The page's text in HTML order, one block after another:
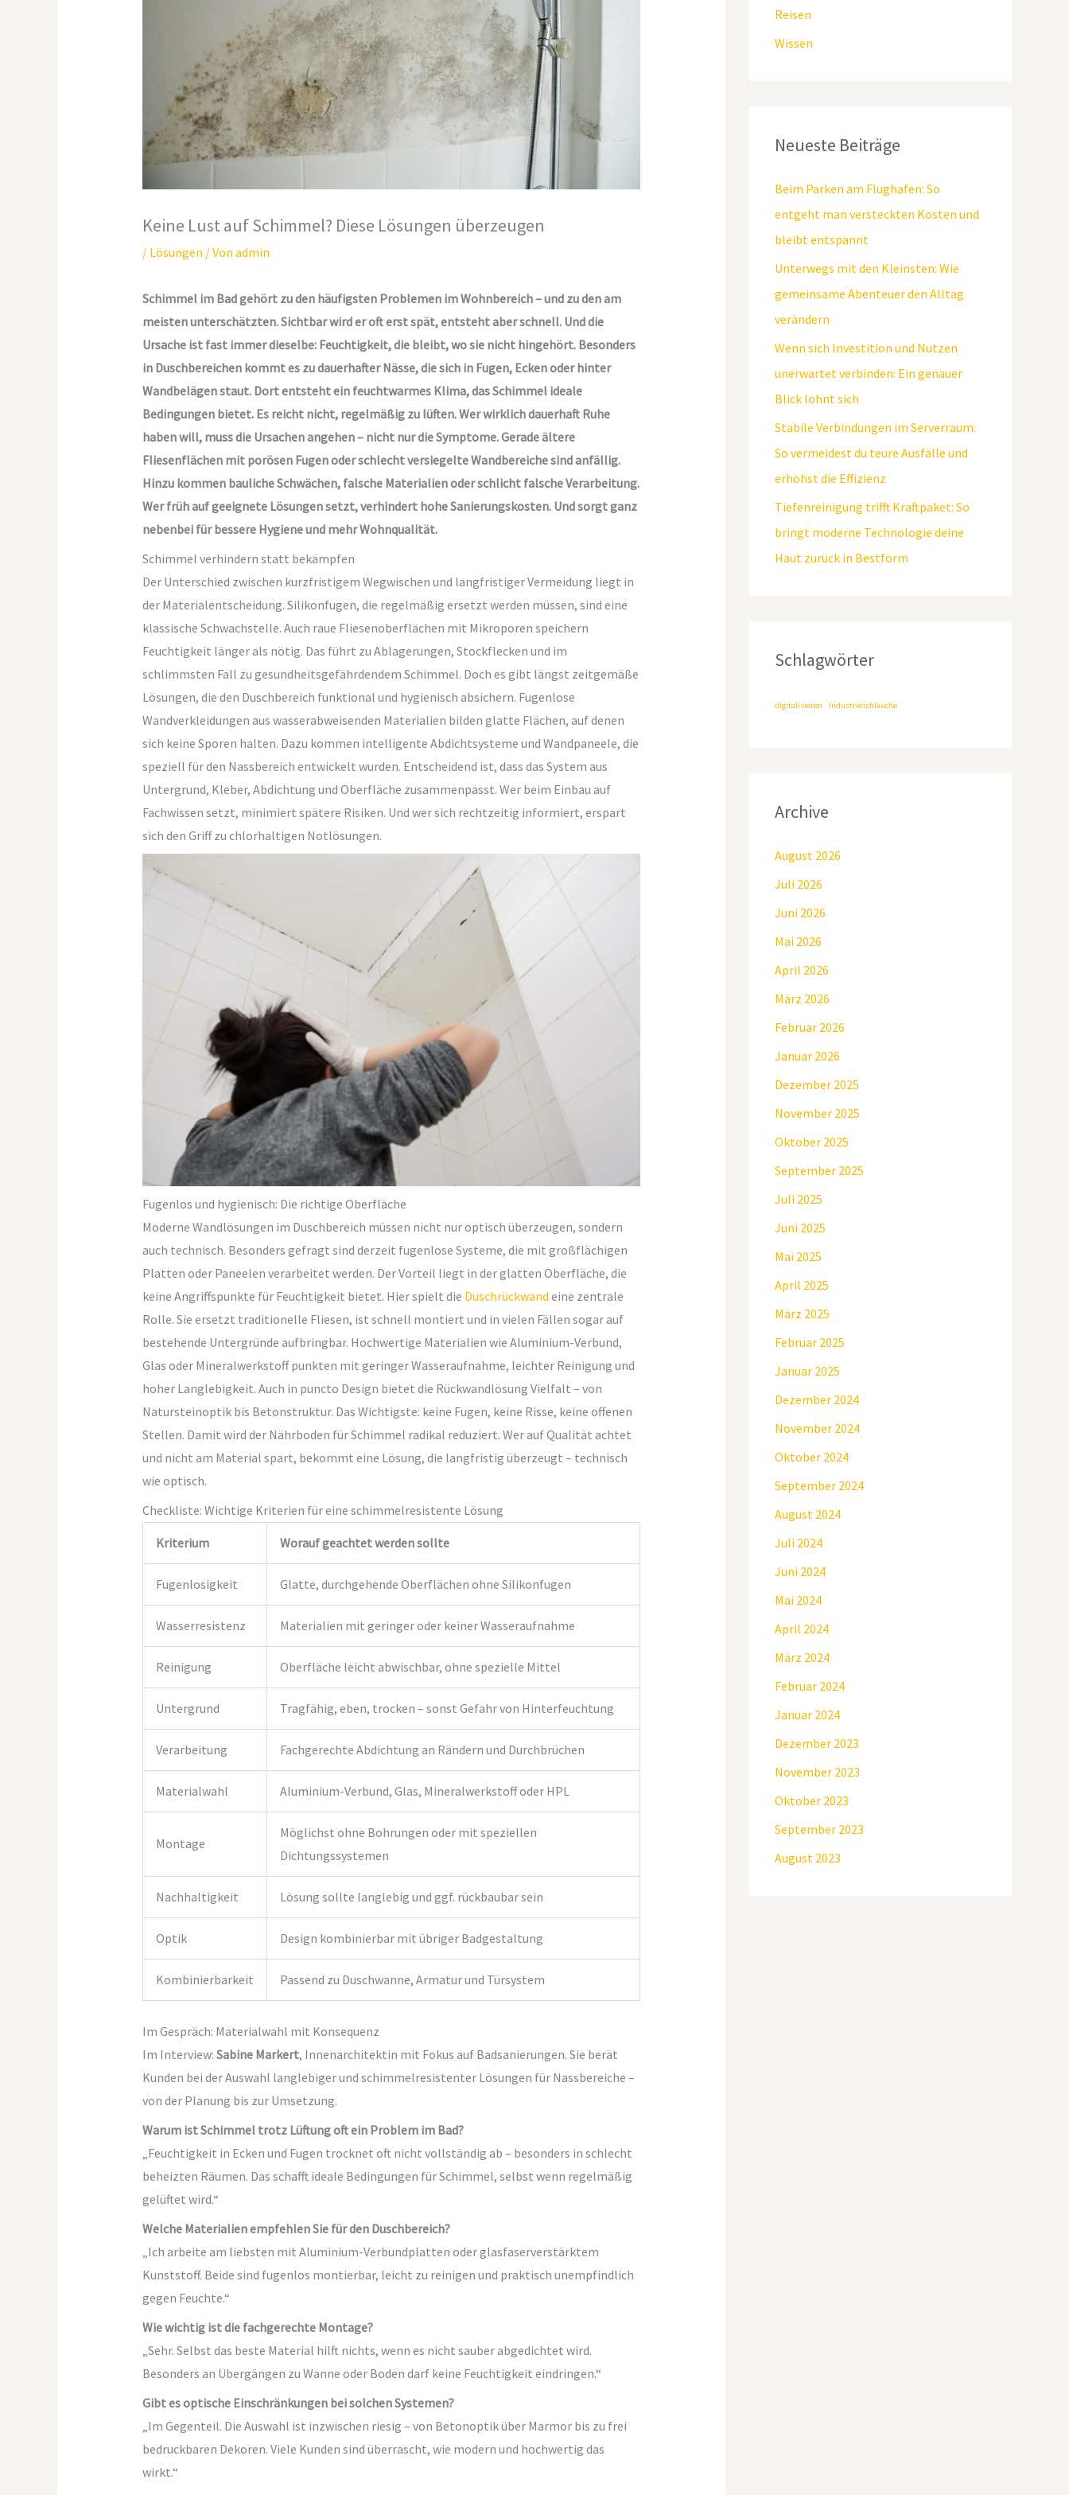
Keine Lust auf Schimmel? Diese Lösungen überzeugen
/ Lösungen / Von admin
Schimmel im Bad gehört zu den häufigsten Problemen im Wohnbereich – und zu den am
meisten unterschätzten. Sichtbar wird er oft erst spät, entsteht aber schnell. Und die
Ursache ist fast immer dieselbe: Feuchtigkeit, die bleibt, wo sie nicht hingehört. Besonders
in Duschbereichen kommt es zu dauerhafter Nässe, die sich in Fugen, Ecken oder hinter
Wandbelägen staut. Dort entsteht ein feuchtwarmes Klima, das Schimmel ideale
Bedingungen bietet. Es reicht nicht, regelmäßig zu lüften. Wer wirklich dauerhaft Ruhe
haben will, muss die Ursachen angehen – nicht nur die Symptome. Gerade ältere
Fliesenflächen mit porösen Fugen oder schlecht versiegelte Wandbereiche sind anfällig.
Hinzu kommen bauliche Schwächen, falsche Materialien oder schlicht falsche Verarbeitung.
Wer früh auf geeignete Lösungen setzt, verhindert hohe Sanierungskosten. Und sorgt ganz
nebenbei für bessere Hygiene und mehr Wohnqualität.
Schimmel verhindern statt bekämpfen
Der Unterschied zwischen kurzfristigem Wegwischen und langfristiger Vermeidung liegt in
der Materialentscheidung. Silikonfugen, die regelmäßig ersetzt werden müssen, sind eine
klassische Schwachstelle. Auch raue Fliesenoberflächen mit Mikroporen speichern
Feuchtigkeit länger als nötig. Das führt zu Ablagerungen, Stockflecken und im
schlimmsten Fall zu gesundheitsgefährdendem Schimmel. Doch es gibt längst zeitgemäße
Lösungen, die den Duschbereich funktional und hygienisch absichern. Fugenlose
Wandverkleidungen aus wasserabweisenden Materialien bilden glatte Flächen, auf denen
sich keine Sporen halten. Dazu kommen intelligente Abdichtsysteme und Wandpaneele, die
speziell für den Nassbereich entwickelt wurden. Entscheidend ist, dass das System aus
Untergrund, Kleber, Abdichtung und Oberfläche zusammenpasst. Wer beim Einbau auf
Fachwissen setzt, minimiert spätere Risiken. Und wer sich rechtzeitig informiert, erspart
sich den Griff zu chlorhaltigen Notlösungen.
Fugenlos und hygienisch: Die richtige Oberfläche
Moderne Wandlösungen im Duschbereich müssen nicht nur optisch überzeugen, sondern
auch technisch. Besonders gefragt sind derzeit fugenlose Systeme, die mit großflächigen
Platten oder Paneelen verarbeitet werden. Der Vorteil liegt in der glatten Oberfläche, die
keine Angriffspunkte für Feuchtigkeit bietet. Hier spielt die Duschrückwand eine zentrale
Rolle. Sie ersetzt traditionelle Fliesen, ist schnell montiert und in vielen Fällen sogar auf
bestehende Untergründe aufbringbar. Hochwertige Materialien wie Aluminium-Verbund,
Glas oder Mineralwerkstoff punkten mit geringer Wasseraufnahme, leichter Reinigung und
hoher Langlebigkeit. Auch in puncto Design bietet die Rückwandlösung Vielfalt – von
Natursteinoptik bis Betonstruktur. Das Wichtigste: keine Fugen, keine Risse, keine offenen
Stellen. Damit wird der Nährboden für Schimmel radikal reduziert. Wer auf Qualität achtet
und nicht am Material spart, bekommt eine Lösung, die langfristig überzeugt – technisch
wie optisch.
Checkliste: Wichtige Kriterien für eine schimmelresistente Lösung
Kriterium Worauf geachtet werden sollte
Fugenlosigkeit Glatte, durchgehende Oberflächen ohne Silikonfugen
Wasserresistenz Materialien mit geringer oder keiner Wasseraufnahme
Reinigung Oberfläche leicht abwischbar, ohne spezielle Mittel
Untergrund Tragfähig, eben, trocken – sonst Gefahr von Hinterfeuchtung
Verarbeitung Fachgerechte Abdichtung an Rändern und Durchbrüchen
Materialwahl Aluminium-Verbund, Glas, Mineralwerkstoff oder HPL
Montage
Möglichst ohne Bohrungen oder mit speziellen
Dichtungssystemen
Nachhaltigkeit Lösung sollte langlebig und ggf. rückbaubar sein
Optik Design kombinierbar mit übriger Badgestaltung
Kombinierbarkeit Passend zu Duschwanne, Armatur und Türsystem
Im Gespräch: Materialwahl mit Konsequenz
Im Interview: Sabine Markert, Innenarchitektin mit Fokus auf Badsanierungen. Sie berät
Kunden bei der Auswahl langlebiger und schimmelresistenter Lösungen für Nassbereiche –
von der Planung bis zur Umsetzung.
Warum ist Schimmel trotz Lüftung oft ein Problem im Bad?
„Feuchtigkeit in Ecken und Fugen trocknet oft nicht vollständig ab – besonders in schlecht
beheizten Räumen. Das schafft ideale Bedingungen für Schimmel, selbst wenn regelmäßig
gelüftet wird.“
Welche Materialien empfehlen Sie für den Duschbereich?
„Ich arbeite am liebsten mit Aluminium-Verbundplatten oder glasfaserverstärktem
Kunststoff. Beide sind fugenlos montierbar, leicht zu reinigen und praktisch unempfindlich
gegen Feuchte.“
Wie wichtig ist die fachgerechte Montage?
„Sehr. Selbst das beste Material hilft nichts, wenn es nicht sauber abgedichtet wird.
Besonders an Übergängen zu Wanne oder Boden darf keine Feuchtigkeit eindringen.“
Gibt es optische Einschränkungen bei solchen Systemen?
„Im Gegenteil. Die Auswahl ist inzwischen riesig – von Betonoptik über Marmor bis zu frei
bedruckbaren Dekoren. Viele Kunden sind überrascht, wie modern und hochwertig das
wirkt.“
Reisen
Wissen
Neueste Beiträge
Beim Parken am Flughafen: So
entgeht man versteckten Kosten und
bleibt entspannt
Unterwegs mit den Kleinsten: Wie
gemeinsame Abenteuer den Alltag
verändern
Wenn sich Investition und Nutzen
unerwartet verbinden: Ein genauer
Blick lohnt sich
Stabile Verbindungen im Serverraum:
So vermeidest du teure Ausfälle und
erhöhst die Effizienz
Tiefenreinigung trifft Kraftpaket: So
bringt moderne Technologie deine
Haut zurück in Bestform
Schlagwörter
digitalisieren Industrieschläuche
Archive
August 2026
Juli 2026
Juni 2026
Mai 2026
April 2026
März 2026
Februar 2026
Januar 2026
Dezember 2025
November 2025
Oktober 2025
September 2025
Juli 2025
Juni 2025
Mai 2025
April 2025
März 2025
Februar 2025
Januar 2025
Dezember 2024
November 2024
Oktober 2024
September 2024
August 2024
Juli 2024
Juni 2024
Mai 2024
April 2024
März 2024
Februar 2024
Januar 2024
Dezember 2023
November 2023
Oktober 2023
September 2023
August 2023